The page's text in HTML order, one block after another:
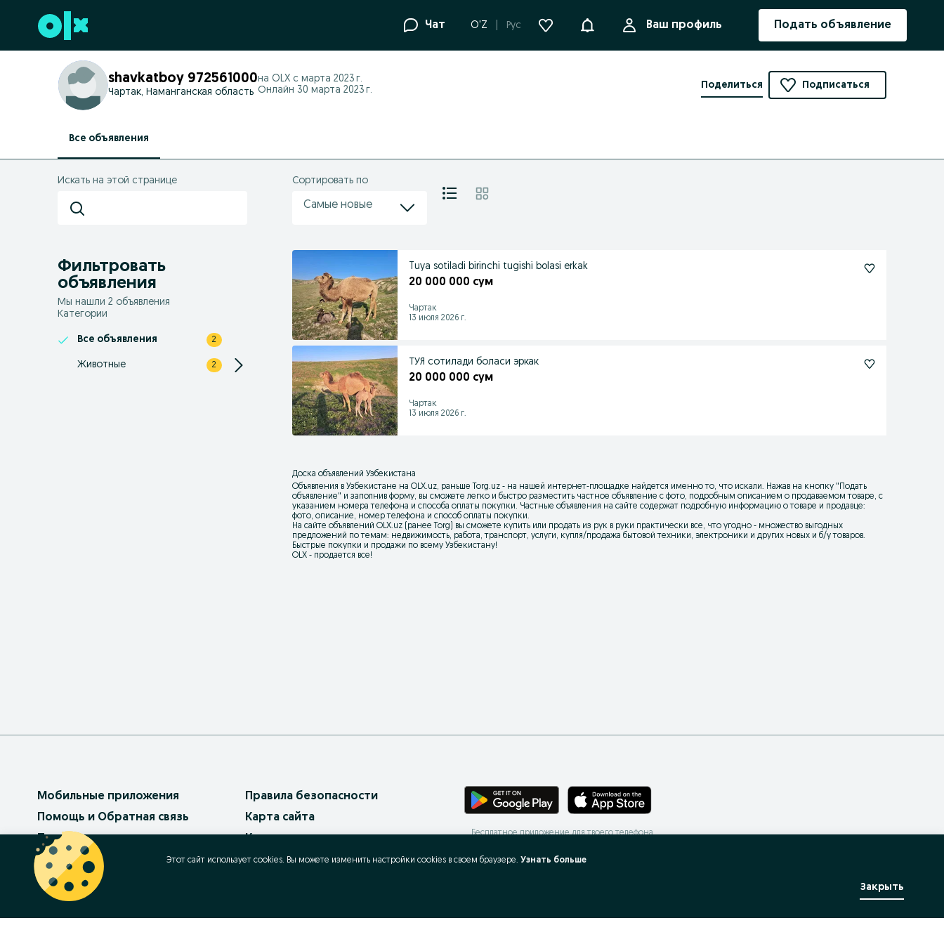
Перейти к нижнему колонтитулу Чат O'Z Рус УведомленияВаш профиль Подать объявление
shavkatboy 972561000
Чартак, Наманганская область
на OLX с марта 2023 г.
Онлайн 30 марта 2023 г.
Подписаться
Поделиться
Все объявления
Искать на этой странице
Фильтровать
объявления
Мы нашли 2 объявления
Категории
Все объявления 2
Животные 2
Сортировать по
Самые новые
Tuya sotiladi birinchi tugishi bolasi erkak
20 000 000 сум
Чартак
13 июля 2026 г.
ТУЯ сотилади боласи эркак
20 000 000 сум
Чартак
13 июля 2026 г.
Доска объявлений Узбекистана
Объявления в Узбекистане на OLX.uz, раньше Torg.uz - на нашей интернет-площадке найдется именно то, что искали. Нажав на кнопку " Подать
объявление" и заполнив форму, вы сможете легко и быстро разместить частное объявление с фото, подробным описанием о продаваемом товаре, с
указанием номера телефона и способа оплаты покупки. Частные объявления на сайте содержат подробную информацию о товаре и продавце:
фото, описание, номер телефона и способ оплаты покупки.
На сайте объявлений OLX.uz (ранее Torg) вы сможете купить или продать из рук в руки практически все, что угодно - множество выгодных
предложений по темам: недвижимость, работа, транспорт, услуги, купля/продажа бытовой техники, электроники и других новых и б/у товаров.
Быстрые покупки и продажи по всему Узбекистану!
OLX - продается все!
Мобильные приложения
Помощь и Обратная связь
Платные услуги
Бизнес на OLX
Условия использования
Политика конфиденциальности
Правила безопасности
Карта сайта
Карта регионов
Карта бизнес-страницы
Бесплатное приложение для твоего телефона
Этот сайт использует cookies. Вы можете изменить настройки cookies в своeм браузере. Узнать больше
Закрыть